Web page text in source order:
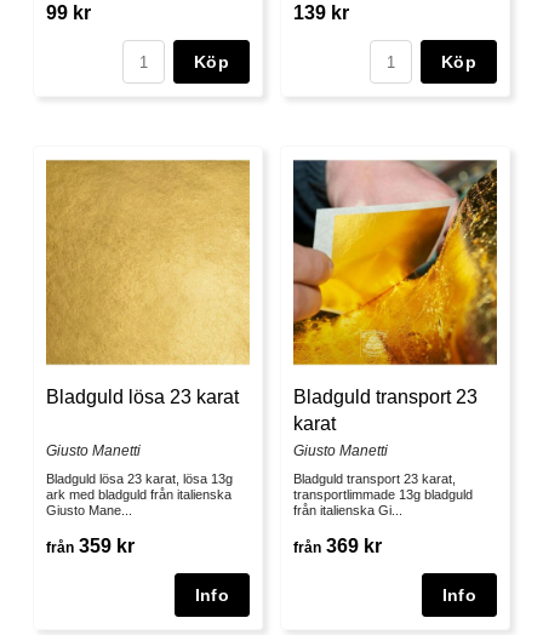
99 kr
Köp
139 kr
Köp
Bladguld lösa 23 karat
Giusto Manetti
Bladguld lösa 23 karat, lösa 13g
ark med bladguld från italienska
Giusto Mane...
från 359 kr
Bladguld transport 23
karat
Giusto Manetti
Bladguld transport 23 karat,
transportlimmade 13g bladguld
från italienska Gi...
från 369 kr